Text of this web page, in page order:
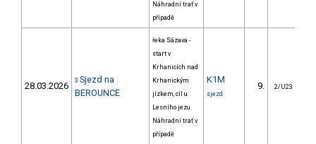
Náhradní trať v
případě
28.03.2026 3 Sjezd na
BEROUNCE
řeka Sázava -
start v
Krhanicích nad
Krhanickým
jízkem, cíl u
Lesního jezu.
Náhradní trať v
případě
K1M
sjezd
9. 2/U23